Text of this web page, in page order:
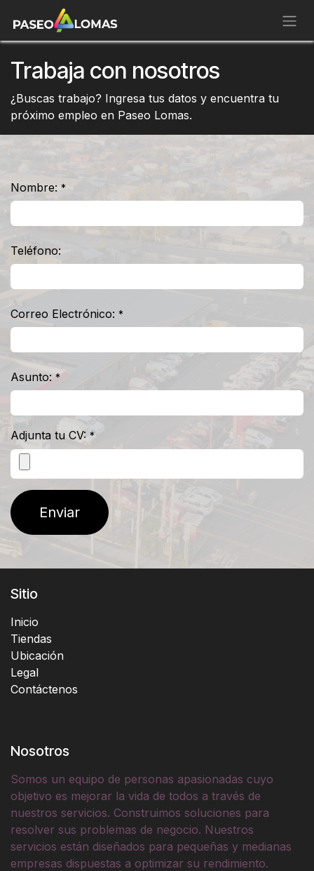
Ir al contenido
Trabaja con nosotros
¿Buscas trabajo? Ingresa tus datos y encuentra tu
próximo empleo en Paseo Lomas.
Nombre: *
Teléfono:
Correo Electrónico: *
Asunto: *
Adjunta tu CV: *
Enviar
Sitio
Inicio
Tiendas
Ubicación
Legal
Contáctenos
Nosotros
Somos un equipo de personas apasionadas cuyo
objetivo es mejorar la vida de todos a través de
nuestros servicios. Construimos soluciones para
resolver sus problemas de negocio. Nuestros
servicios están diseñados para pequeñas y medianas
empresas dispuestas a optimizar su rendimiento.